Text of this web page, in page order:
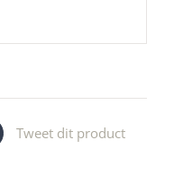
Tweet dit product